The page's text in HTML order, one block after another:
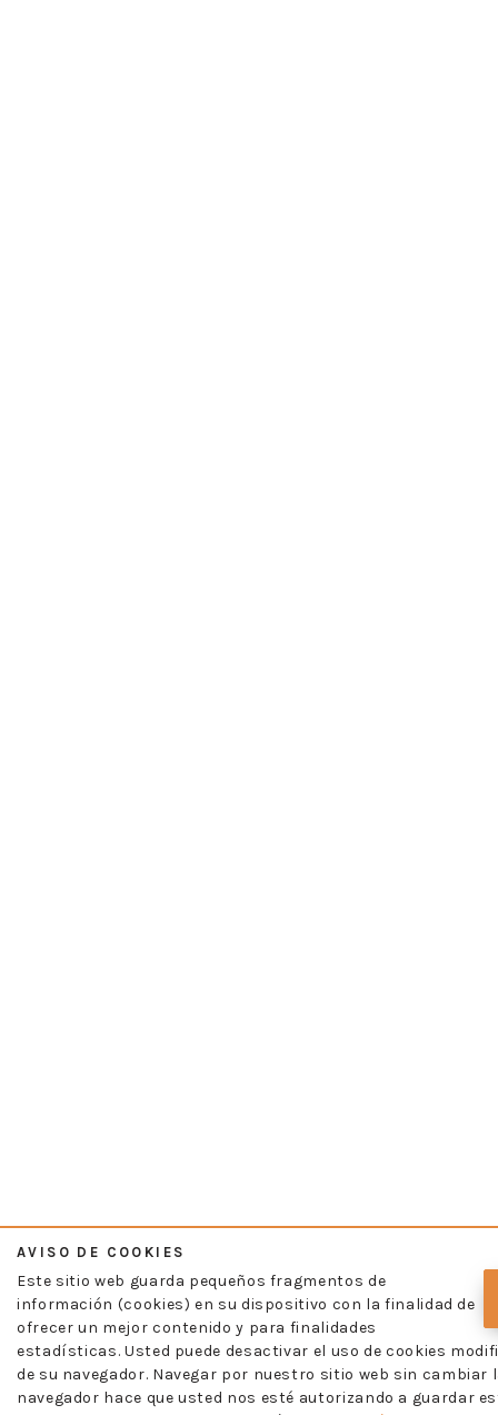
AVISO DE COOKIES
Este sitio web guarda pequeños fragmentos de
información (cookies) en su dispositivo con la finalidad de
ofrecer un mejor contenido y para finalidades
estadísticas. Usted puede desactivar el uso de cookies
de su navegador. Navegar por nuestro sitio web sin cambiar
navegador hace que usted nos esté autorizando a guardar